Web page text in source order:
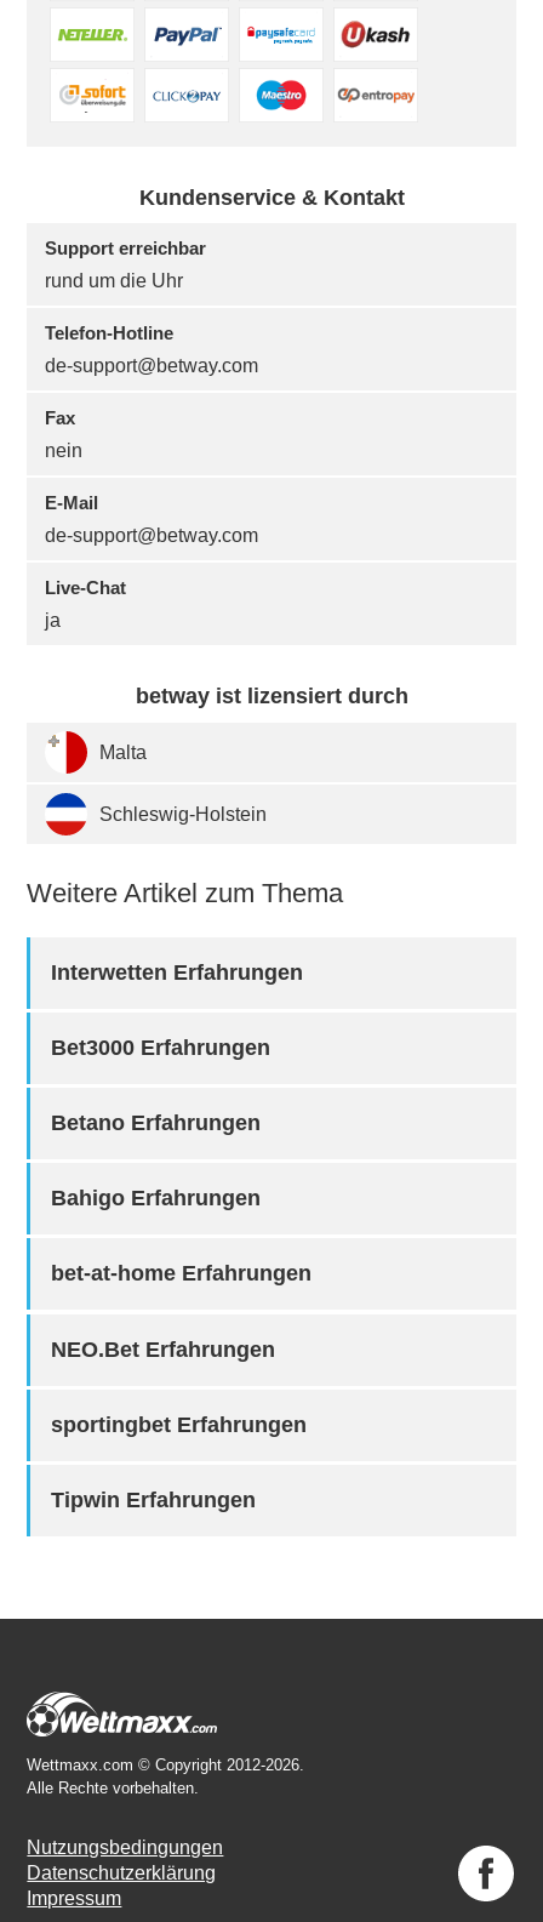
Kundenservice & Kontakt
Support erreichbar
rund um die Uhr
Telefon-Hotline
de-support@betway.com
Fax
nein
E-Mail
de-support@betway.com
Live-Chat
ja
betway ist lizensiert durch
Malta
Schleswig-Holstein
Weitere Artikel zum Thema
Interwetten Erfahrungen
Bet3000 Erfahrungen
Betano Erfahrungen
Bahigo Erfahrungen
bet-at-home Erfahrungen
NEO.Bet Erfahrungen
sportingbet Erfahrungen
Tipwin Erfahrungen
Wettmaxx.com © Copyright 2012-2026.
Alle Rechte vorbehalten.
Nutzungsbedingungen
Datenschutzerklärung
Impressum